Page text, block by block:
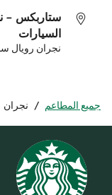
ستاربكس -
السيارات
نجران رويال
جميع المطاعم / نجران